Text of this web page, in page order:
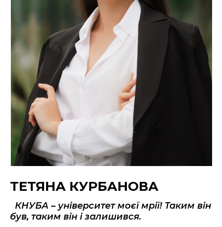
ТЕТЯНА КУРБАНОВА
КНУБА – університет моєї мрії! Таким він
був, таким він і залишився.